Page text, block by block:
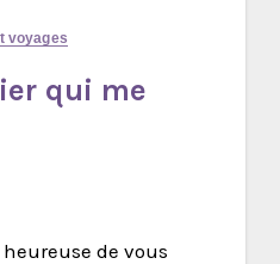
voyages
qui me